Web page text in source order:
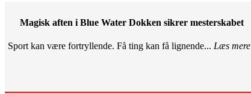
Magisk aften i Blue Water Dokken sikrer mesterskabet
Sport kan være fortryllende. Få ting kan få lignende... Læs mere